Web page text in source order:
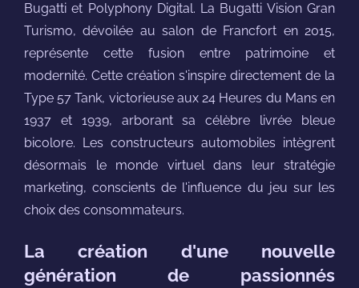
Bugatti et Polyphony Digital. La Bugatti Vision Gran
Turismo, dévoilée au salon de Francfort en 2015,
représente cette fusion entre patrimoine et
modernité. Cette création s'inspire directement de la
Type 57 Tank, victorieuse aux 24 Heures du Mans en
1937 et 1939, arborant sa célèbre livrée bleue
bicolore. Les constructeurs automobiles intègrent
désormais le monde virtuel dans leur stratégie
marketing, conscients de l'influence du jeu sur les
choix des consommateurs.
La création d'une nouvelle
génération de passionnés